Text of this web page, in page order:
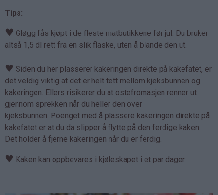
Tips:
♥ Gløgg fås kjøpt i de fleste matbutikkene før jul. Du bruker
altså 1,5 dl rett fra en slik flaske, uten å blande den ut.
♥ Siden du her plasserer kakeringen direkte på kakefatet, er
det veldig viktig at det er helt tett mellom kjeksbunnen og
kakeringen. Ellers risikerer du at ostefromasjen renner ut
gjennom sprekken når du heller den over
kjeksbunnen. Poenget med å plassere kakeringen direkte på
kakefatet er at du da slipper å flytte på den ferdige kaken.
Det holder å fjerne kakeringen når du er ferdig.
♥ Kaken kan oppbevares i kjøleskapet i et par dager.